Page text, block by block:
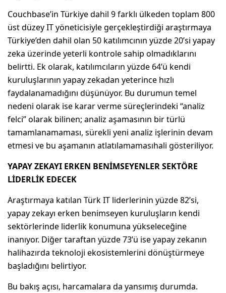
Couchbase’in Türkiye dahil 9 farklı ülkeden toplam 800
üst düzey IT yöneticisiyle gerçekleştirdiği araştırmaya
Türkiye’den dahil olan 50 katılımcının yüzde 20’si yapay
zeka üzerinde yeterli kontrole sahip olmadıklarını
belirtti. Ek olarak, katılımcıların yüzde 64’ü kendi
kuruluşlarının yapay zekadan yeterince hızlı
faydalanamadığını düşünüyor. Bu durumun temel
nedeni olarak ise karar verme süreçlerindeki “analiz
felci” olarak bilinen; analiz aşamasının bir türlü
tamamlanamaması, sürekli yeni analiz işlerinin devam
etmesi ve bu aşamanın atlatılamamasıhali gösteriliyor.
YAPAY ZEKAYI ERKEN BENİMSEYENLER SEKTÖRE
LİDERLİK EDECEK
Araştırmaya katılan Türk IT liderlerinin yüzde 82’si,
yapay zekayı erken benimseyen kuruluşların kendi
sektörlerinde liderlik konumuna yükseleceğine
inanıyor. Diğer taraftan yüzde 73’ü ise yapay zekanın
halihazırda teknoloji ekosistemlerini dönüştürmeye
başladığını belirtiyor.
Bu bakış açısı, harcamalara da yansımış durumda.